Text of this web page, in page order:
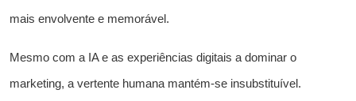
mais envolvente e memorável.
Mesmo com a IA e as experiências digitais a dominar o
marketing, a vertente humana mantém-se insubstituível.